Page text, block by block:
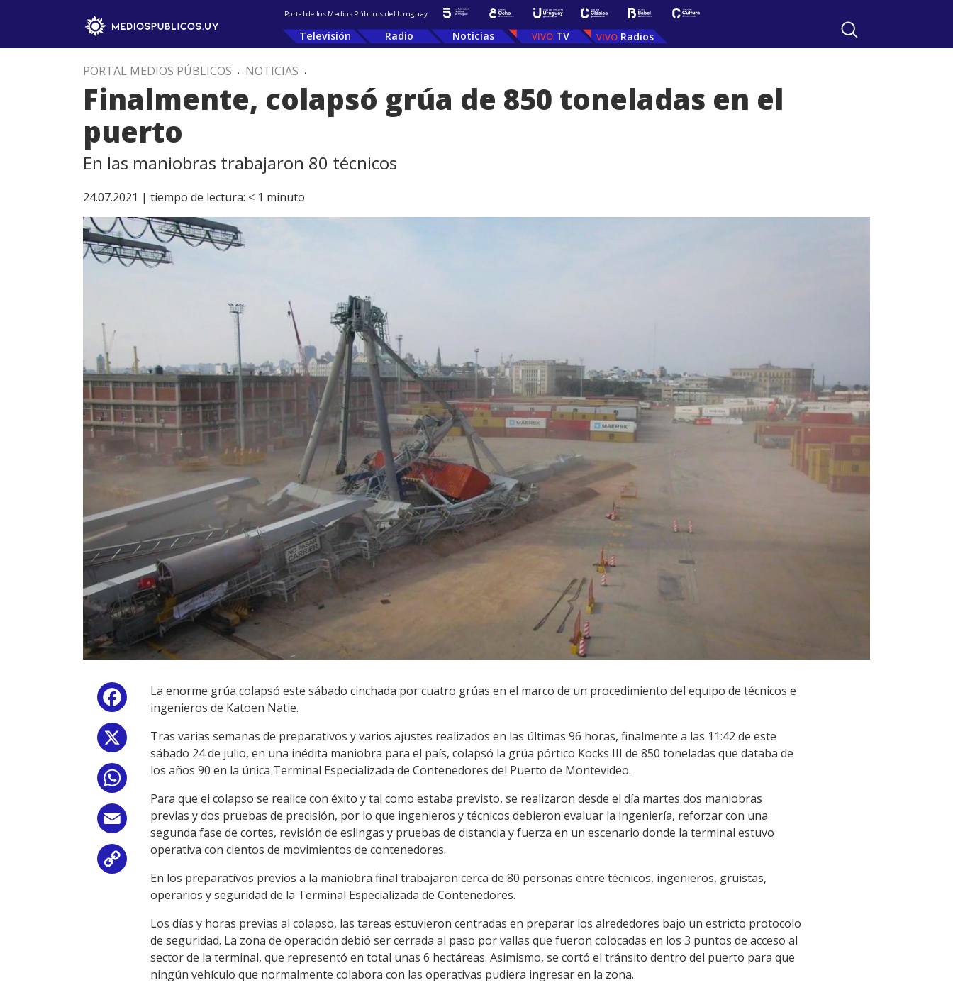
Portal de los Medios Públicos del Uruguay
Televisión Radio Noticias TV Radios
PORTAL MEDIOS PÚBLICOS . NOTICIAS .
Finalmente, colapsó grúa de 850 toneladas en el
puerto
En las maniobras trabajaron 80 técnicos
24.07.2021 | tiempo de lectura: < 1 minuto
Facebook
Email
Link
La enorme grúa colapsó este sábado cinchada por cuatro grúas en el marco de un procedimiento del equipo de técnicos e
ingenieros de Katoen Natie.
Tras varias semanas de preparativos y varios ajustes realizados en las últimas 96 horas, finalmente a las 11:42 de este
sábado 24 de julio, en una inédita maniobra para el país, colapsó la grúa pórtico Kocks III de 850 toneladas que databa de
los años 90 en la única Terminal Especializada de Contenedores del Puerto de Montevideo.
Para que el colapso se realice con éxito y tal como estaba previsto, se realizaron desde el día martes dos maniobras
previas y dos pruebas de precisión, por lo que ingenieros y técnicos debieron evaluar la ingeniería, reforzar con una
segunda fase de cortes, revisión de eslingas y pruebas de distancia y fuerza en un escenario donde la terminal estuvo
operativa con cientos de movimientos de contenedores.
En los preparativos previos a la maniobra final trabajaron cerca de 80 personas entre técnicos, ingenieros, gruistas,
operarios y seguridad de la Terminal Especializada de Contenedores.
Los días y horas previas al colapso, las tareas estuvieron centradas en preparar los alrededores bajo un estricto protocolo
de seguridad. La zona de operación debió ser cerrada al paso por vallas que fueron colocadas en los 3 puntos de acceso al
sector de la terminal, que representó en total unas 6 hectáreas. Asimismo, se cortó el tránsito dentro del puerto para que
ningún vehículo que normalmente colabora con las operativas pudiera ingresar en la zona.